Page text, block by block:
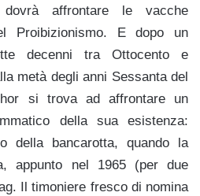
affrontare le vacche
Proibizionismo. E dopo un
decenni tra Ottocento e
metà degli anni Sessanta del
si trova ad affrontare un
della sua esistenza:
della bancarotta, quando la
appunto nel 1965 (per due
Il timoniere fresco di nomina